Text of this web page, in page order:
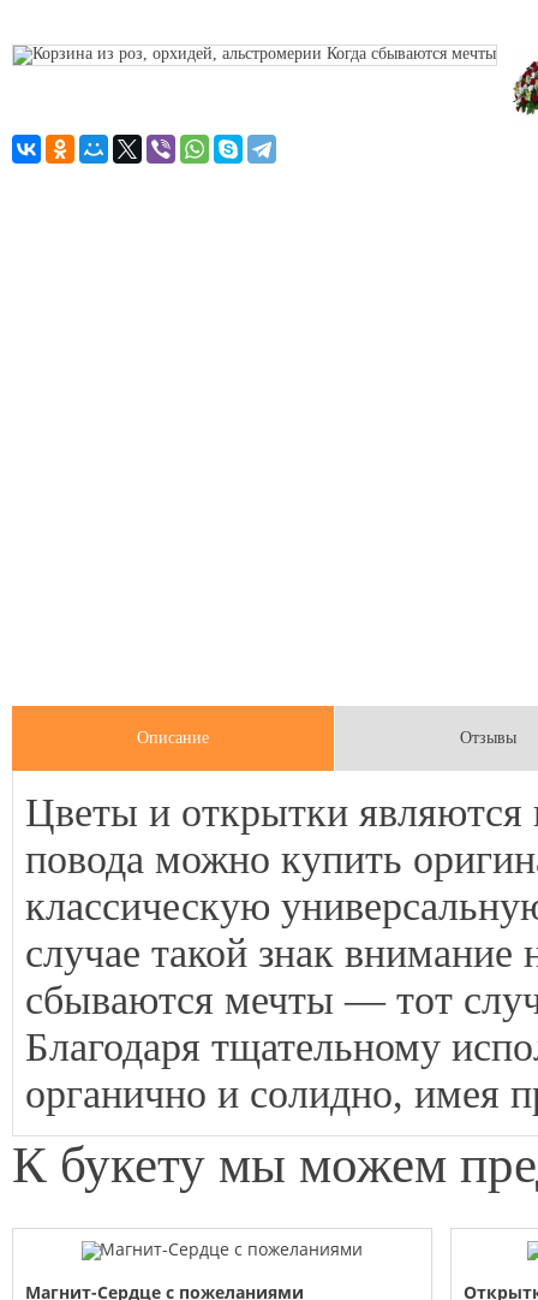
Описание Отзывы
Цветы и открытки
повода можно купить
классическую
случае такой знак внимание
сбываются мечты — тот
Благодаря тщательному
органично и солидно, имея
К букету мы можем
Магнит-Сердце с пожеланиями